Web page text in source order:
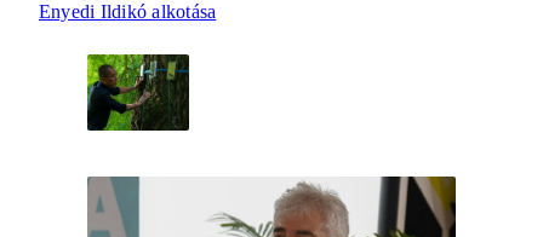
Enyedi Ildikó alkotása